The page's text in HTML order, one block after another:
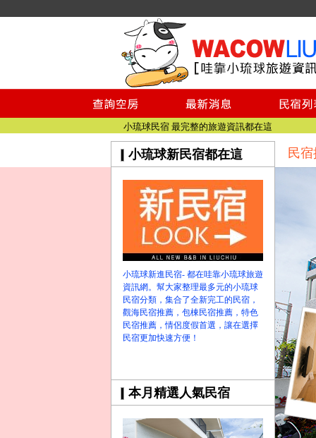
小琉球民宿空房
小琉球民宿
小琉球民宿推薦
【小琉球民宿特約】東港停車場!!看這邊
小琉球民宿 最完整的旅遊資訊都在這
【哇靠小琉球】新版官網熱情開站
【哇靠小琉球粉絲團】即時動態!!
小琉球民宿空房
小琉球民宿
小琉球民宿推薦
【小琉球民宿特約】東港停車場!!看這邊
小琉球民宿 最完整的旅遊資訊都在這
【哇靠小琉球】新版官網熱情開站
【哇靠小琉球粉絲團】即時動態!!
小琉球新民宿都在這
小琉球新進民宿- 都在哇靠小琉球旅遊
資訊網。幫大家整理最多元的小琉球
民宿分類，集合了全新完工的民宿，
觀海民宿推薦，包棟民宿推薦，特色
民宿推薦，情侶度假首選，讓在選擇
民宿更加快速方便！
本月精選人氣民宿
民